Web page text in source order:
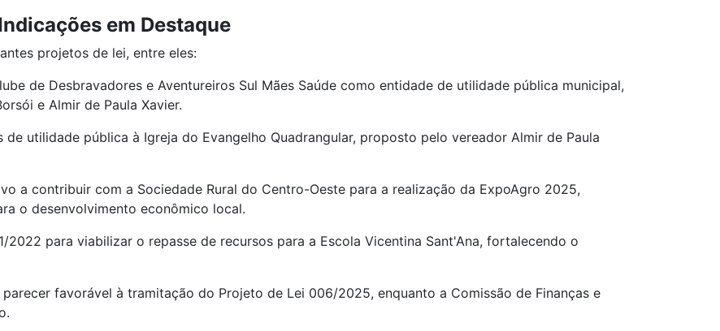
em Destaque
projetos de lei, entre eles:
de Desbravadores e Aventureiros Sul Mães Saúde como entidade de utilidade pública municipal,
e Almir de Paula Xavier.
de utilidade pública à Igreja do Evangelho Quadrangular, proposto pelo vereador Almir de Paula
a contribuir com a Sociedade Rural do Centro-Oeste para a realização da ExpoAgro 2025,
o desenvolvimento econômico local.
2022 para viabilizar o repasse de recursos para a Escola Vicentina Sant'Ana, fortalecendo o
favorável à tramitação do Projeto de Lei 006/2025, enquanto a Comissão de Finanças e